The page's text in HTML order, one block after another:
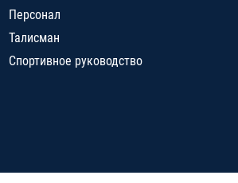
Персонал
Талисман
Спортивное руководство